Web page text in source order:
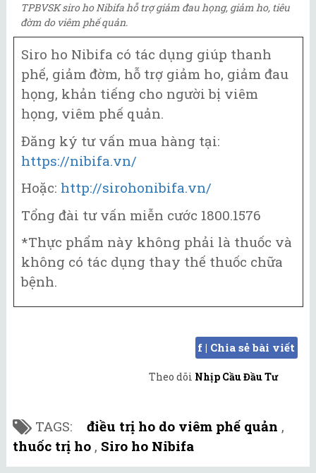
TPBVSK siro ho Nibifa hỗ trợ giảm đau họng, giảm ho, tiêu
đờm do viêm phế quản.
Siro ho Nibifa có tác dụng giúp thanh
phế, giảm đờm, hỗ trợ giảm ho, giảm đau
họng, khản tiếng cho người bị viêm
họng, viêm phế quản.
Đăng ký tư vấn mua hàng tại:
https://nibifa.vn/
Hoặc: http://sirohonibifa.vn/
Tổng đài tư vấn miễn cước 1800.1576
*Thực phẩm này không phải là thuốc và
không có tác dụng thay thế thuốc chữa
bệnh.
f | Chia sẻ bài viết
Theo dõi Nhịp Cầu Đầu Tư
TAGS: điều trị ho do viêm phế quản ,
thuốc trị ho , Siro ho Nibifa